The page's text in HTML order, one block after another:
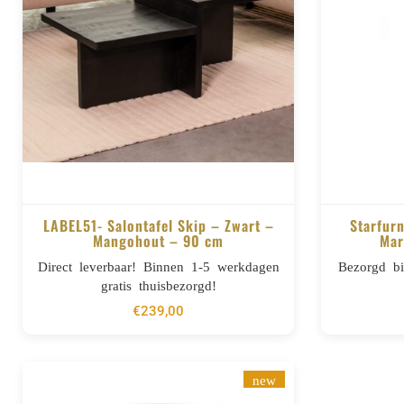
BESTELLEN
LABEL51- Salontafel Skip – Zwart –
Mangohout – 90 cm
Direct leverbaar! Binnen 1-5 werkdagen
gratis thuisbezorgd!
€239,00
Bezorgd
new